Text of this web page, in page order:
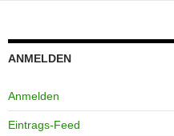
ANMELDEN
Anmelden
Eintrags-Feed